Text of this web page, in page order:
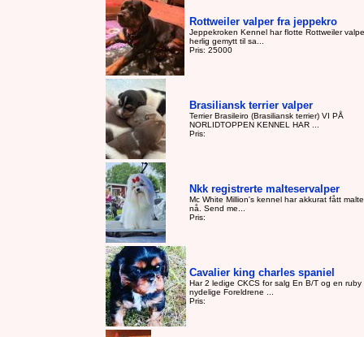
Rottweiler valper fra jeppekro
Jeppekroken Kennel har flotte Rottweiler
herlig gemytt til sa...
Pris: 25000
Brasiliansk terrier valper
Terrier Brasileiro (Brasiliansk terrier) VI PÅ
NORLIDTOPPEN KENNEL HAR ...
Pris:
Nkk registrerte malteservalper
Mc White Million's kennel har akkurat fått
nå. Send me...
Pris:
Cavalier king charles spaniel
Har 2 ledige CKCS for salg En B/T og en ruby
nydelige Foreldrene ...
Pris: